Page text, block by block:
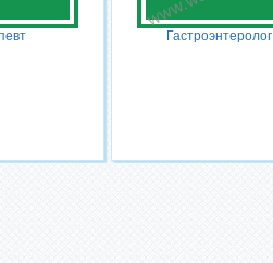
Гастроэнтеролог